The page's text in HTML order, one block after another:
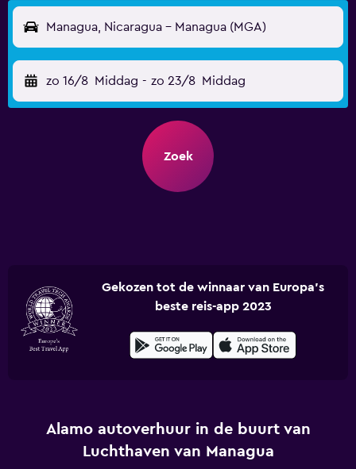
Managua, Nicaragua - Managua (MGA)
zo 16/8 Middag - zo 23/8 Middag
Zoek
Gekozen tot de winnaar van Europa's
beste reis-app 2023
Alamo autoverhuur in de buurt van
Luchthaven van Managua